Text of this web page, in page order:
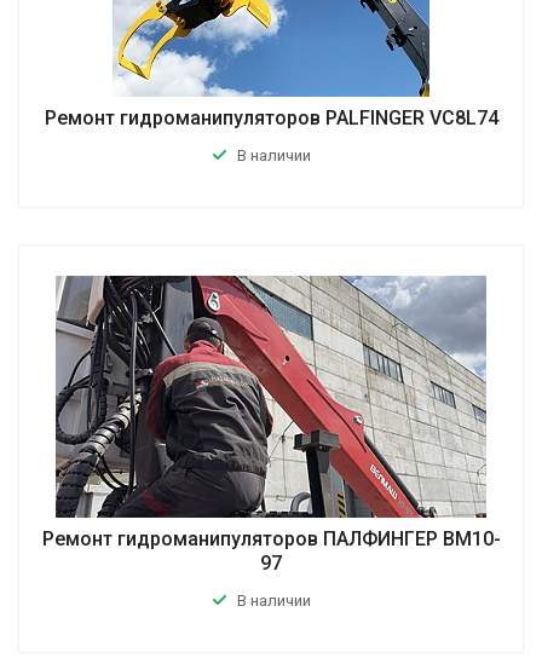
Ремонт гидроманипуляторов PALFINGER VC8L74
В наличии
Ремонт гидроманипуляторов ПАЛФИНГЕР ВМ10-
97
В наличии